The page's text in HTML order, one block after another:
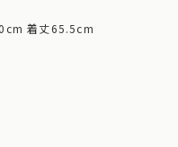
着丈65.5cm